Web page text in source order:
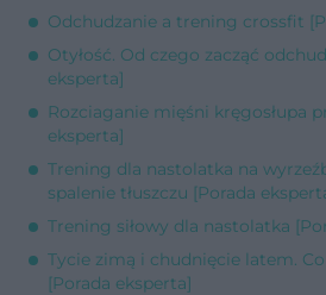
Odchudzanie a trening crossfit
Otyłość. Od czego zacząć
eksperta]
Rozciaganie mięśni kręgosłupa
eksperta]
Trening dla nastolatka na
spalenie tłuszczu [Porada
Trening siłowy dla nastolatka
Tycie zimą i chudnięcie latem.
[Porada eksperta]